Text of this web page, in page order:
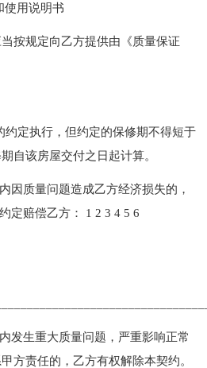
用说明书
规定向乙方提供由《质量保证
定执行，但约定的保修期不得短于
自该房屋交付之日起计算。
质量问题造成乙方经济损失的，
定赔偿乙方： 1 2 3 4 5 6
生重大质量问题，严重影响正常
方责任的，乙方有权解除本契约。